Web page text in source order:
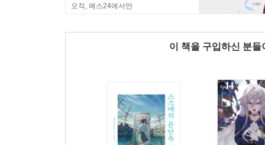
오직, 예스24에서만
이 책을 구입하신 분